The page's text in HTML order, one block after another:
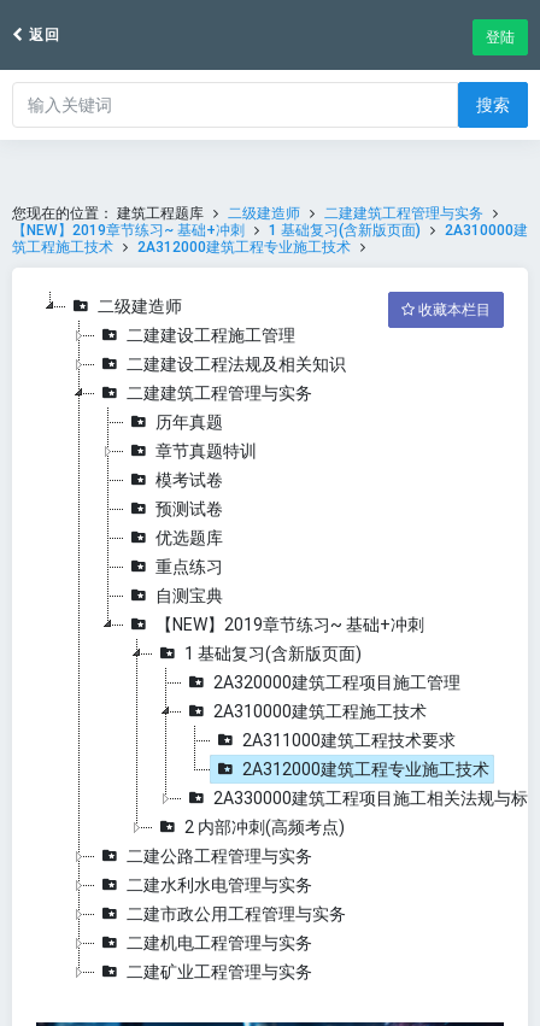
返回 登陆
搜索
您现在的位置： 建筑工程题库 二级建造师
二建建筑工程管理与实务
【NEW】2019章节练习~ 基础+冲刺
1 基础复习(含新版页面)
2A310000建
筑工程施工技术
2A312000建筑工程专业施工技术
收藏本栏目
二级建造师
二建建设工程施工管理
二建建设工程法规及相关知识
二建建筑工程管理与实务
历年真题
章节真题特训
模考试卷
预测试卷
优选题库
重点练习
自测宝典
【NEW】2019章节练习~ 基础+冲刺
1 基础复习(含新版页面)
2A320000建筑工程项目施工管理
2A310000建筑工程施工技术
2A311000建筑工程技术要求
2A312000建筑工程专业施工技术
2A330000建筑工程项目施工相关法规与标
2 内部冲刺(高频考点)
二建公路工程管理与实务
二建水利水电管理与实务
二建市政公用工程管理与实务
二建机电工程管理与实务
二建矿业工程管理与实务